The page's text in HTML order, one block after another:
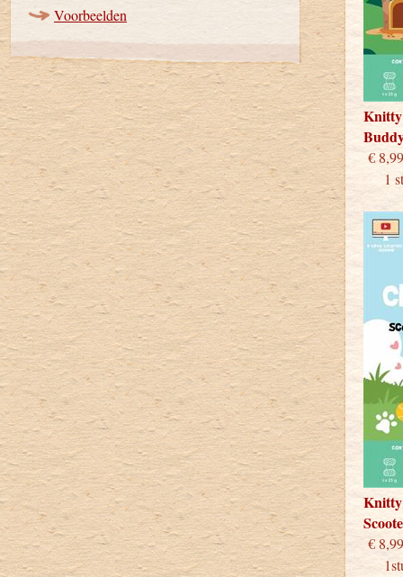
Voorbeelden
1